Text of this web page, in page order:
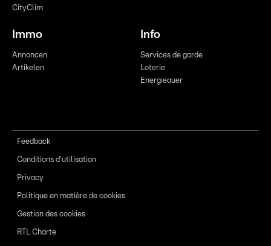
CityClim
Immo
Annoncen
Artikelen
Info
Services de garde
Loterie
Energieauer
Feedback
Conditions d'utilisation
Privacy
Politique en matière de cookies
Gestion des cookies
RTL Charte